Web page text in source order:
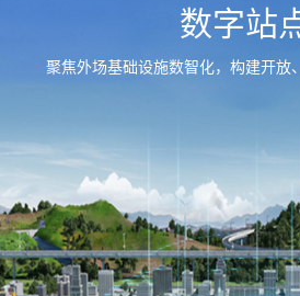
数字站
聚焦外场基础设施数智化，构建开放